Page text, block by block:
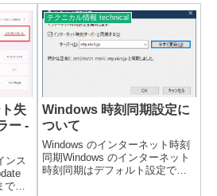
失
ー -
ンス
でい
テクニカル情報 technical
Windows 時刻同期設定に
ついて
Windows のインターネット時刻
同期Windows のインターネット
時刻同期はデフォルト設定で